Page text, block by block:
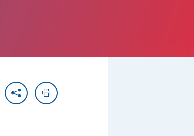
PartagerImprimer